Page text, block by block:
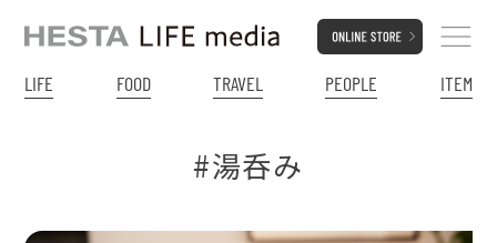
LIFE FOOD TRAVEL PEOPLE ITEM
#湯呑み